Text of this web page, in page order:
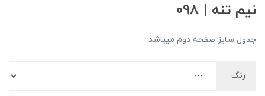
نیم تنه | 098
جدول سایز صفحه دوم میباشد
رنگ